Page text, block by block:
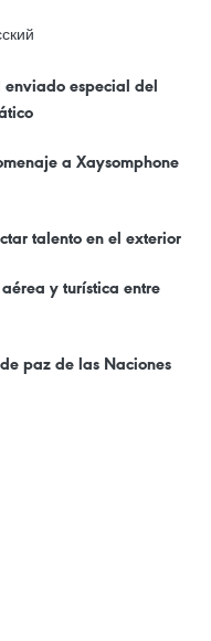
especial del
a Xaysomphone
talento en el exterior
y turística entre
paz de las Naciones